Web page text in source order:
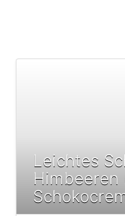
Leichtes
Himbeeren